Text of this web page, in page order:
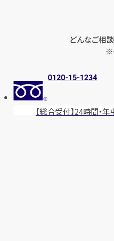
どんなご相
※
0120-15-1234
【総合受付】24時間・